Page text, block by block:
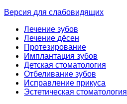
Версия для слабовидящих
Лечение зубов
Лечение дёсен
Протезирование
Имплантация зубов
Детская стоматология
Отбеливание зубов
Исправление прикуса
Эстетическая стоматология